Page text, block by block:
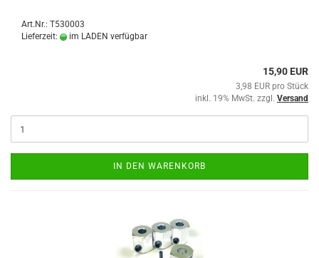
Art.Nr.: T530003
Lieferzeit:
im LADEN verfügbar
15,90 EUR
3,98 EUR pro Stück
inkl. 19% MwSt. zzgl. Versand
IN DEN WARENKORB